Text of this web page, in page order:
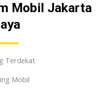
Mobil Jakarta
Mobil